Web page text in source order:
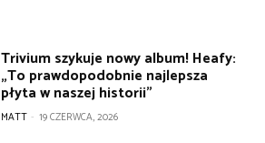
Trivium szykuje nowy album! Heafy:
„To prawdopodobnie najlepsza
płyta w naszej historii”
MATT - 19 CZERWCA, 2026